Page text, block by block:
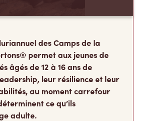
des Camps de la
permet aux jeunes de
âgés de 12 à 16 ans de
leur résilience et leur
au moment carrefour
ce qu’ils
adulte.